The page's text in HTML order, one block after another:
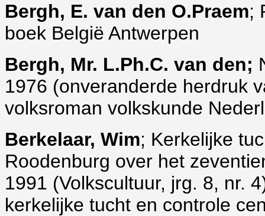
Bergh, E. van den O.Praem;
boek België Antwerpen
Bergh, Mr. L.Ph.C. van den;
1976 (onveranderde herdruk
volksroman volkskunde
Berkelaar, Wim; Kerkelijke
Roodenburg over het
1991 (Volkscultuur, jrg. 8, nr.
kerkelijke tucht en controle